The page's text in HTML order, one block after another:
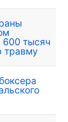
600 тысяч
травму